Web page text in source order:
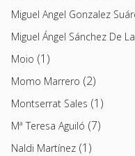
Miguel Angel Gonzalez
Miguel Ángel Sánchez De
Moio (1)
Momo Marrero (2)
Montserrat Sales (1)
Mª Teresa Aguiló (7)
Naldi Martínez (1)